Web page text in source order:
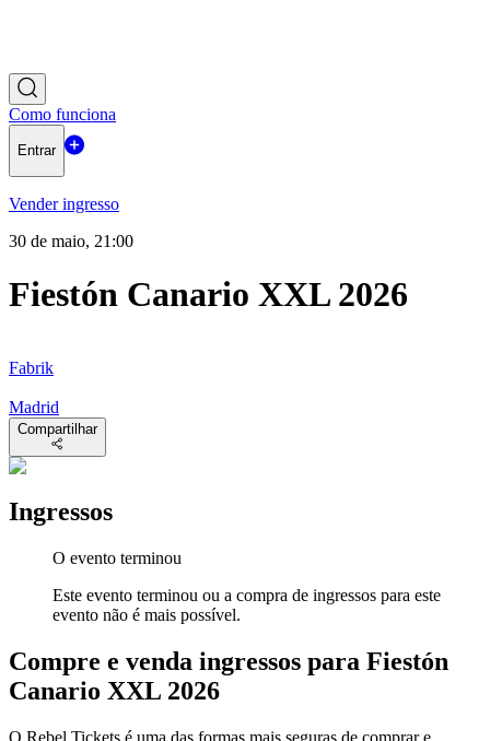
Como funciona
Entrar
Vender ingresso
30 de maio, 21:00
Fiestón Canario XXL 2026
Fabrik
Madrid
Compartilhar
Ingressos
O evento terminou
Este evento terminou ou a compra de ingressos para este
evento não é mais possível.
Compre e venda ingressos para Fiestón
Canario XXL 2026